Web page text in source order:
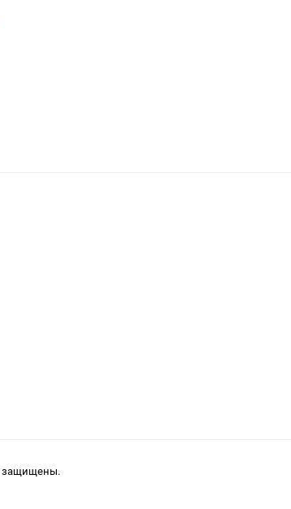
защищены.